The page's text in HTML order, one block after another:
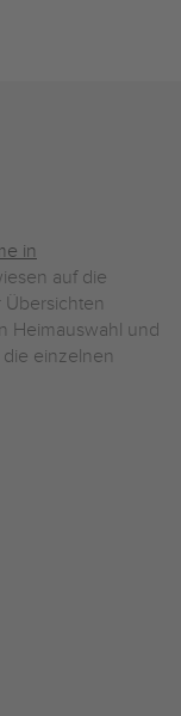
in
auf die
Heimauswahl und
einzelnen